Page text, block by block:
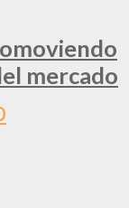
mercado